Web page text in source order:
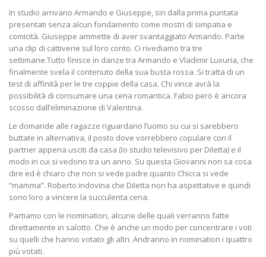
In studio arrivano Armando e Giuseppe, sin dalla prima puntata
presentati senza alcun fondamento come mostri di simpatia e
comicità. Giuseppe ammette di aver svantaggiato Armando. Parte
una clip di cattiverie sul loro conto. Ci rivediamo tra tre
settimane.Tutto finisce in danze tra Armando e Vladimir Luxuria, che
finalmente svela il contenuto della sua busta rossa. Si tratta di un
test di affinità per le tre coppie della casa. Chi vince avrà la
possibilità di consumare una cena romantica. Fabio però è ancora
scosso dall’eliminazione di Valentina.
Le domande alle ragazze riguardano l’uomo su cui si sarebbero
buttate in alternativa, il posto dove vorrebbero copulare con il
partner appena usciti da casa (lo studio televisivo per Diletta) e il
modo in cui si vedono tra un anno. Su questa Giovanni non sa cosa
dire ed è chiaro che non si vede padre quanto Chicca si vede
“mamma”. Roberto indovina che Diletta non ha aspettative e quindi
sono loro a vincere la succulenta cena.
Partiamo con le nomination, alcune delle quali verranno fatte
direttamente in salotto. Che è anche un modo per concentrare i voti
su quelli che hanno votato gli altri. Andranno in nomination i quattro
più votati.